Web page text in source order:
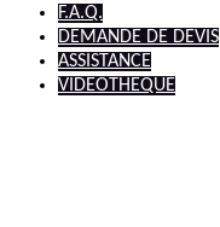
F.A.Q.
DEMANDE DE DEVIS
ASSISTANCE
VIDEOTHEQUE